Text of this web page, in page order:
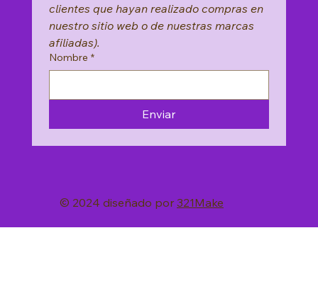
clientes que hayan realizado compras en
nuestro sitio web o de nuestras marcas
afiliadas).
Nombre *
Enviar
© 2024 diseñado por 321Make